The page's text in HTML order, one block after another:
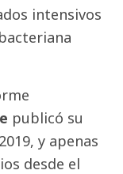
intensivos
publicó su
y apenas
desde el